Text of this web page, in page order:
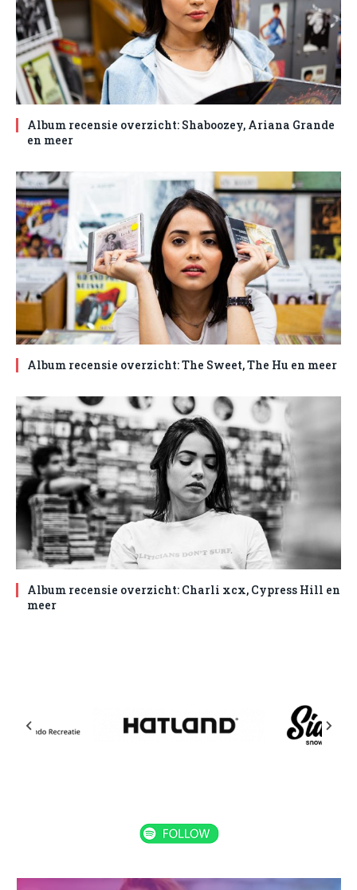
Album recensie overzicht: Shaboozey, Ariana Grande
en meer
Album recensie overzicht: The Sweet, The Hu en meer
Album recensie overzicht: Charli xcx, Cypress Hill en
meer